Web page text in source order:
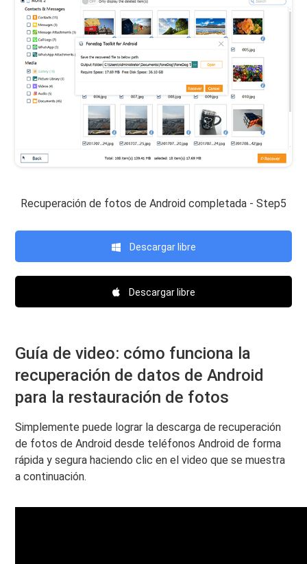
Recuperación de fotos de Android completada - Step5
Descargar libre
Descargar libre
Guía de video: cómo funciona la
recuperación de datos de Android
para la restauración de fotos
Simplemente puede lograr la descarga de recuperación
de fotos de Android desde teléfonos Android de forma
rápida y segura haciendo clic en el video que se muestra
a continuación.